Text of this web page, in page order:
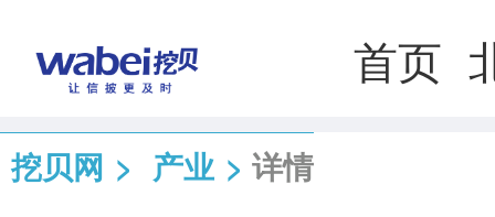
首页
挖贝网 > 产业 > 详情